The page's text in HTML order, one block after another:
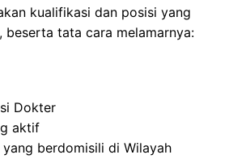
kualifikasi dan posisi yang
beserta tata cara melamarnya:
Dokter
aktif
berdomisili di Wilayah